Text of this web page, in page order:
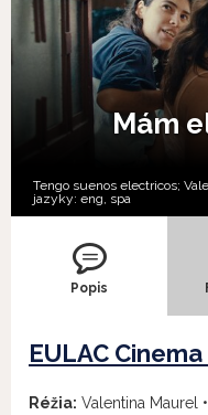
Mám
Tengo suenos electricos;
jazyky: eng spa
Popis
EULAC
Réžia: Valentina Maurel •